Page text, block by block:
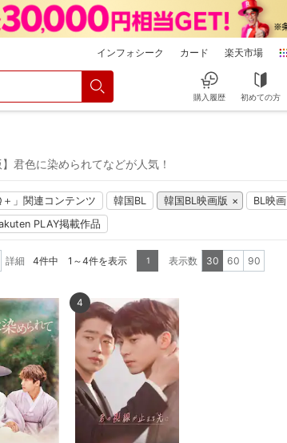
インフォシーク カード 楽天市場
購入履歴 初めての方
君色に染められてなどが人気！
＋」関連コンテンツ 韓国BL 韓国BL映画版 BL映画
PLAY掲載作品
詳細 4件中 1～4件を表示 1 表示数 30 60 90
4